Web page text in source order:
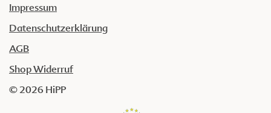
Impressum
Datenschutzerklärung
AGB
Shop Widerruf
© 2026 HiPP